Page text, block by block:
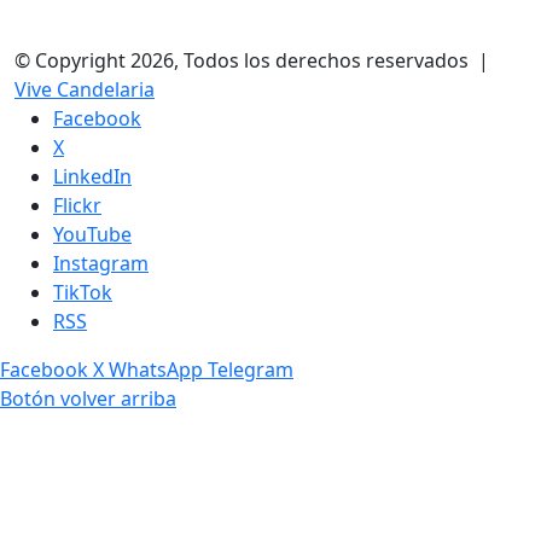
© Copyright 2026, Todos los derechos reservados |
Vive Candelaria
Facebook
X
LinkedIn
Flickr
YouTube
Instagram
TikTok
RSS
FacebookXWhatsApp Telegram
Botón volver arriba